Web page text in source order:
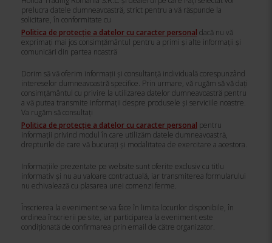
prelucra datele dumneavoastră, strict pentru a vă răspunde la
solicitare, în conformitate cu
Politica de protecție a datelor cu caracter personal dacă nu vă
exprimați mai jos consimțământul pentru a primi și alte informații și
comunicări din partea noastră
Dorim să vă oferim informații și consultanță individuală corespunzând
intereselor dumneavoastră specifice. Prin urmare, vă rugăm să vă dați
consimțământul cu privire la utilizarea datelor dumneavoastră pentru
a vă putea transmite informații despre produsele și serviciile noastre.
Va rugăm să consultați
Politica de protecție a datelor cu caracter personal pentru
informații privind modul în care utilizăm datele dumneavoastră,
drepturile de care vă bucurați și modalitatea de exercitare a acestora.
Informațiile prezentate pe website sunt oferite exclusiv cu titlu
informativ și nu au valoare contractuală, iar transmiterea formularului
nu echivalează cu plasarea unei comenzi ferme.
Înscrierea la eveniment se va face în limita locurilor disponibile, în
ordinea înscrierii pe site, iar participarea la eveniment este
condiționată de confirmarea prin email de către organizator.